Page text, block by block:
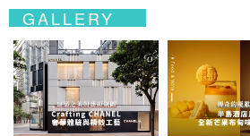
GALLERY